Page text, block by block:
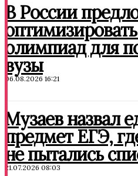
В России
олимпиад для
вузы
06.08.2026 16:21
Музаев назвал
предмет ЕГЭ,
не пытались
21.07.2026 08:03